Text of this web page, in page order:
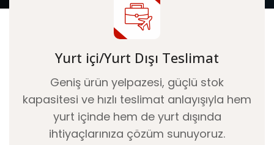
Yurt içi/Yurt Dışı Teslimat
Geniş ürün yelpazesi, güçlü stok
kapasitesi ve hızlı teslimat anlayışıyla hem
yurt içinde hem de yurt dışında
ihtiyaçlarınıza çözüm sunuyoruz.